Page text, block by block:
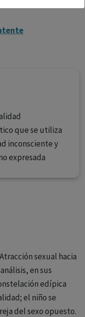
medicamentos
informativo,
decidir, en cada
a las
que se utiliza
inconsciente y
expresada
sexual hacia
en sus
edípica
el niño se
del sexo opuesto.